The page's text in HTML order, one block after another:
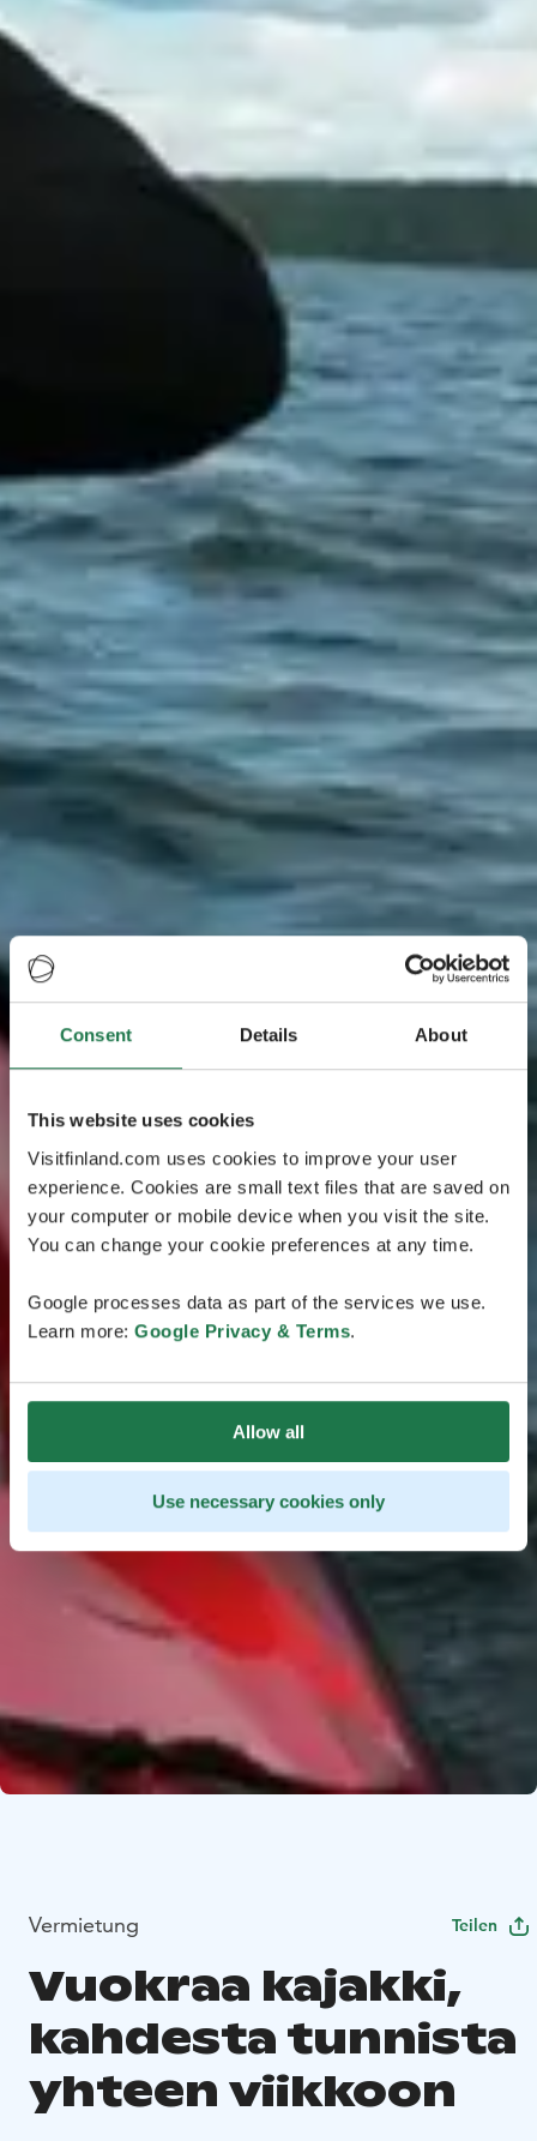
Consent Details About
This website uses cookies
Visitfinland.com uses cookies to improve your user
experience. Cookies are small text files that are saved on
your computer or mobile device when you visit the site.
You can change your cookie preferences at any time.
Google processes data as part of the services we use.
Learn more: Google Privacy & Terms.
Allow all
Use necessary cookies only
Vermietung Teilen
Vuokraa kajakki,
kahdesta tunnista
yhteen viikkoon